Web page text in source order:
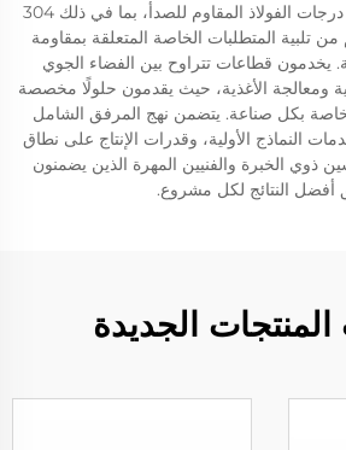
خبرة المصنع إلى مختلف درجات الفولاذ المقاوم للصدأ، بما في ذلك 304
من تلبية المتطلبات الخاصة المتعلقة بمقاومة
يخدمون قطاعات تتراوح بين الفضاء الجوي
ومعالجة الأغذية، حيث يقدمون حلولًا مخصصة
الخاصة بكل صناعة. يتضمن نهج المرفق الشامل
النماذج الأولية، وقدرات الإنتاج على نطاق
ذوي الخبرة والفنيين المهرة الذين يضمنون
أفضل النتائج لكل مشروع.
الجديدة